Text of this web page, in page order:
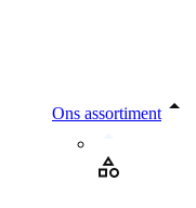
Ons assortiment